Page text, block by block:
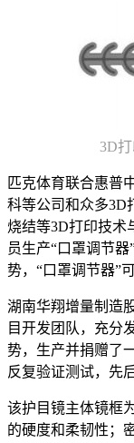
3D
匹克体育联合惠普
科等公司和众多3D
烧结等3D打印技术
员生产“口罩调节
势，“口罩调节器”
湖南华翔增量制造
目开发团队，充分
势，生产并捐赠了
反复验证测试，先
该护目镜主体镜框
的硬度和柔韧性；